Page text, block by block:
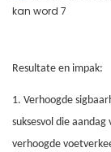
Resultate en impak:
1. Verhoogde
suksesvol die
verhoogde